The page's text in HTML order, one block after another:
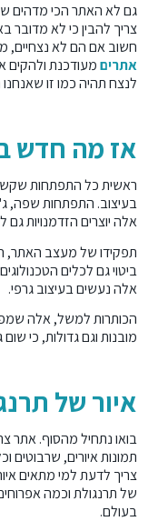
צריך להבין כי לא מדובר
חשוב אם הם לא נצחיים,
אתריםמעודכנת ולהקים
לנצח תהיה כמו זו
אז מה חדש
ראשית כל התפתחות
בעיצוב. התפתחות שפה,
אלה יוצרים הזדמנויות גם
תפקידו של מעצב האתר,
ביטוי גם לכלים
אלה נעשים בעיצוב גרפי.
הכותרות למשל, אלה
מובנות וגם גדולות, כי
איור של
בואו נתחיל מהסוף. אתר
תמונות איורים, שרבוטים
צריך לדעת למי מתאים
של תרנגולת וכמה
בעולם.